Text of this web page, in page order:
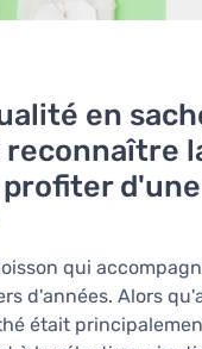
en
reconnaître
qui
d'années. Alors
était